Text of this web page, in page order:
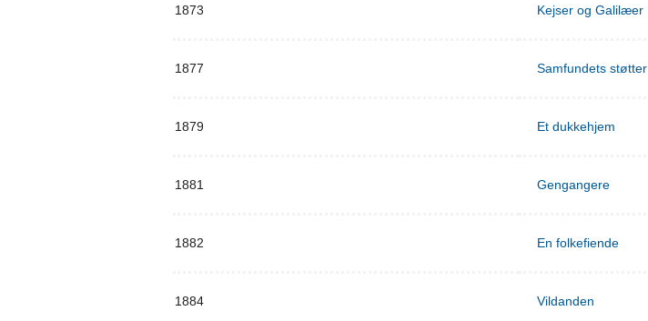
1873 Kejser og Galilæer
1877 Samfundets støtter
1879 Et dukkehjem
1881 Gengangere
1882 En folkefiende
1884 Vildanden